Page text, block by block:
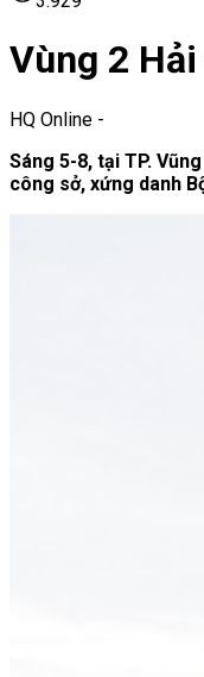
Vùng 2
HQ Online -
Sáng 5-8, tại TP.
công sở, xứng danh